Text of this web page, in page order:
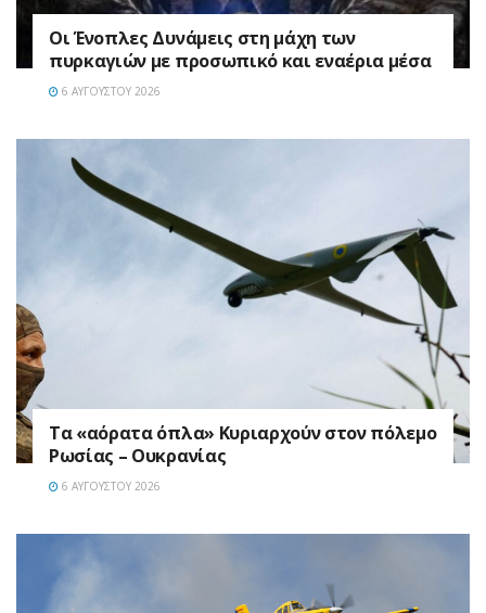
Οι Ένοπλες Δυνάμεις στη μάχη των
πυρκαγιών με προσωπικό και εναέρια μέσα
6 ΑΥΓΟΎΣΤΟΥ 2026
Τα «αόρατα όπλα» Κυριαρχούν στον πόλεμο
Ρωσίας – Ουκρανίας
6 ΑΥΓΟΎΣΤΟΥ 2026